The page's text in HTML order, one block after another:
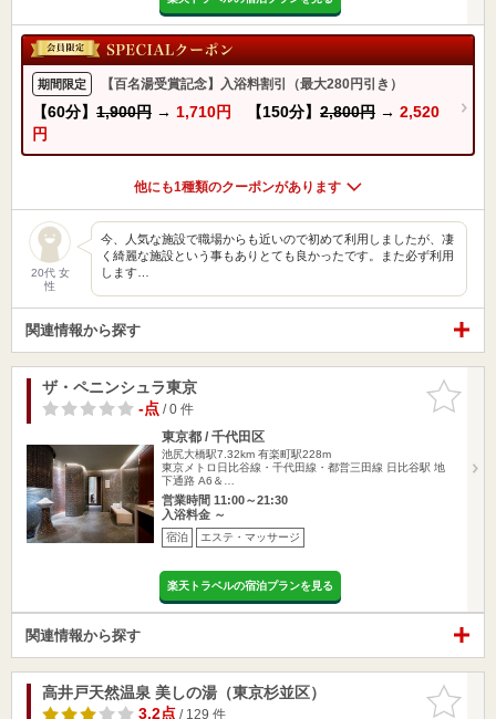
期間限定 【百名湯受賞記念】入浴料割引（最大280円引き）
【60分】 1,900円 → 1,710円 【150分】 2,800円 → 2,520
円
他にも1種類のクーポンがあります
20代 女
性
今、人気な施設で職場からも近いので初めて利用しましたが、凄
く綺麗な施設という事もありとても良かったです。また必ず利用
します…
関連情報から探す
お気に入
りに追加
ザ・ペニンシュラ東京
-点/ 0 件
東京都 / 千代田区
池尻大橋駅7.32km 有楽町駅228m
東京メトロ日比谷線・千代田線・都営三田線 日比谷駅 地
下通路 A6＆…
営業時間 11:00～21:30
入浴料金 ～
宿泊 エステ・マッサージ
楽天トラベルの宿泊プランを見る
関連情報から探す
お気に入
りに追加
高井戸天然温泉 美しの湯（東京杉並区）
3.2点/ 129 件